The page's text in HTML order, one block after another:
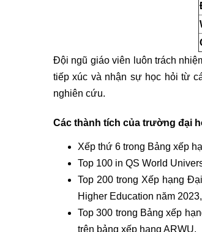
Đội ngũ giáo viên luôn trách
tiếp xúc và nhận sự học hỏi từ
nghiên cứu.
Các thành tích của trường đại
Xếp thứ 6 trong Bảng xếp
Top 100 in QS World
Top 200 trong Xếp hạng
Higher Education năm
Top 300 trong Bảng xếp
trên bảng xếp hạng ARWU.